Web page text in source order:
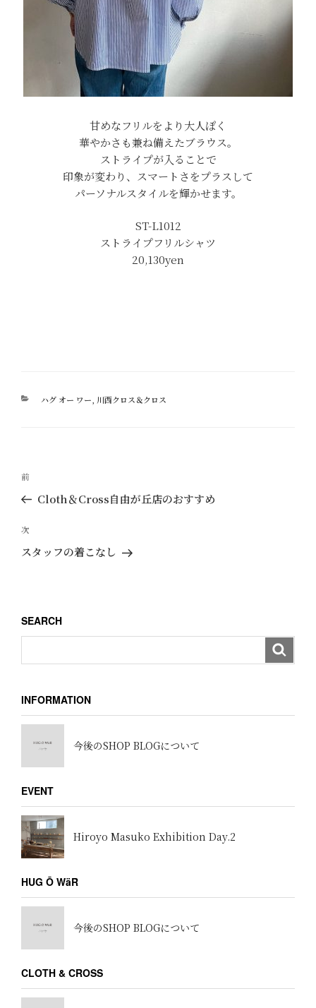
甘めなフリルをより大人ぽく
華やかさも兼ね備えたブラウス。
ストライプが入ることで
印象が変わり、スマートさをプラスして
パーソナルスタイルを輝かせます。
ST-L1012
ストライプフリルシャツ
20,130yen
カ
ハグ オー ワー 川西クロス＆クロス
投
ナ
ビ
ゲ
ン
過
去
投
稿
前
Cloth＆Cross自由が丘店のおすすめ
次
の
次
スタッフの着こなし
SEARCH
INFORMATION
今後のSHOP BLOGについて
EVENT
Hiroyo Masuko Exhibition Day.2
HUG Ō WäR
今後のSHOP BLOGについて
CLOTH & CROSS